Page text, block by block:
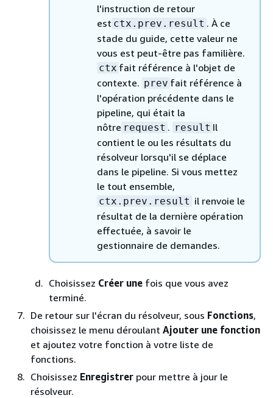
l'instruction de retour
est ctx.prev.result . À ce
stade du guide, cette valeur ne
vous est peut-être pas familière.
ctx fait référence à l'objet de
contexte. prev fait référence à
l'opération précédente dans le
pipeline, qui était la
nôtre request . result Il
contient le ou les résultats du
résolveur lorsqu'il se déplace
dans le pipeline. Si vous mettez
le tout ensemble,
ctx.prev.result il renvoie le
résultat de la dernière opération
effectuée, à savoir le
gestionnaire de demandes.
Choisissez Créer une fois que vous avez
terminé.
De retour sur l'écran du résolveur, sous Fonctions,
choisissez le menu déroulant Ajouter une fonction
et ajoutez votre fonction à votre liste de
fonctions.
Choisissez Enregistrer pour mettre à jour le
résolveur.